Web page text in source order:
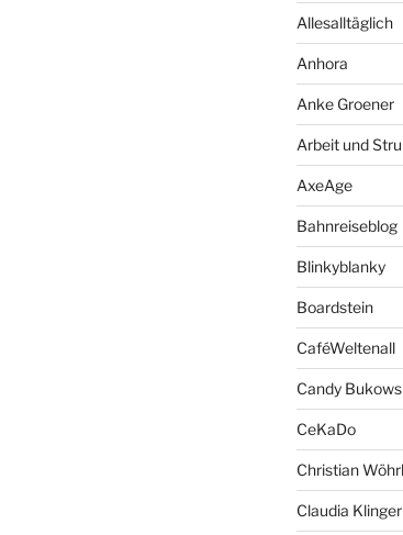
Allesalltäglich
Anhora
Anke Groener
Arbeit und
AxeAge
Bahnreiseblog
Blinkyblanky
Boardstein
CaféWeltenall
Candy
CeKaDo
Christian Wöhrl
Claudia Klinger